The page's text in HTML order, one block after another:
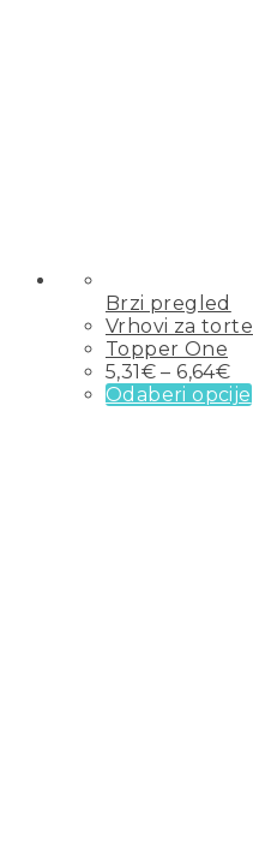
Brzi pregled
Vrhovi za torte
Topper One
5,31 € –6,64€
Odaberi opcije